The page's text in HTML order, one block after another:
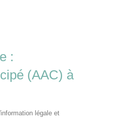
:
(AAC) à
légale et